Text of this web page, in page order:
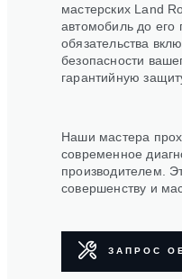
мастерских Land
автомобиль до его
обязательства
безопасности
гарантийную
Наши мастера
современное
производителем.
совершенству и
ЗАПРОС